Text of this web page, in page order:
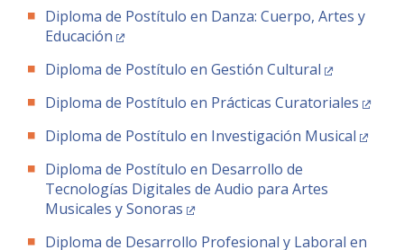
BIBLIOTECA
DEPARTAMENTOS
FACULTAD
Estudiantes
Académicas/os
Funcionarias/os
Egresadas/os
Diploma de Postítulo en Danza: Cuerpo, Artes y
Educación
Diploma de Postítulo en Gestión Cultural
Diploma de Postítulo en Prácticas Curatoriales
Diploma de Postítulo en Investigación Musical
Diploma de Postítulo en Desarrollo de
Tecnologías Digitales de Audio para Artes
Musicales y Sonoras
Diploma de Desarrollo Profesional y Laboral en